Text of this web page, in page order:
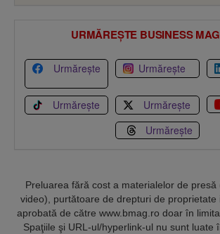
URMĂREȘTE BUSINESS
Urmărește Urmărește
Urmărește Urmărește
Urmărește
Preluarea fără cost a materialelor de presă
video), purtătoare de drepturi de proprietate
aprobată de către www.bmag.ro doar în
Spaţiile şi URL-ul/hyperlink-ul nu sunt luate